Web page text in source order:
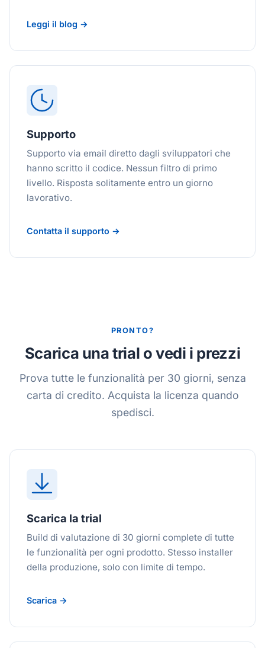
Leggi il blog →
Supporto
Supporto via email diretto dagli sviluppatori che
hanno scritto il codice. Nessun filtro di primo
livello. Risposta solitamente entro un giorno
lavorativo.
Contatta il supporto →
PRONTO?
Scarica una trial o vedi i prezzi
Prova tutte le funzionalità per 30 giorni, senza
carta di credito. Acquista la licenza quando
spedisci.
Scarica la trial
Build di valutazione di 30 giorni complete di tutte
le funzionalità per ogni prodotto. Stesso installer
della produzione, solo con limite di tempo.
Scarica →